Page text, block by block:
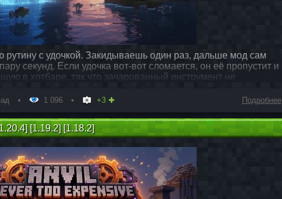
рутину с удочкой. Закидываешь один раз, дальше мод сам
секунд. Если удочка вот-вот сломается, он её пропустит и
в хотбаре, так что зачарованный инструмент не
1 096 +3 Подробнее
[1.19.2] [1.18.2]